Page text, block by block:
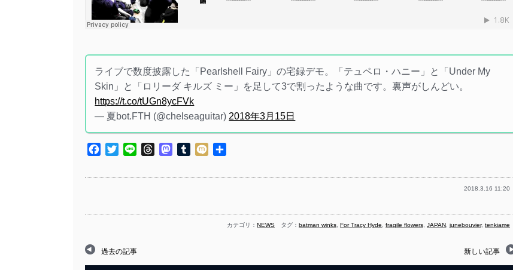
ライブで数度披露した「Pearlshell Fairy」の宅録デモ。「テュペロ・ハニー」と「Under My
Skin」と「ロリーダ キルズ ミー」を足して3で割ったような曲です。裏声がしんどい。
https://t.co/tUGn8ycFVk
— 夏bot.FTH (@chelseaguitar) 2018年3月15日
Facebook
TwitterLine ThreadsMastodon
TumblrMixi
2018.3.16 11:20
カテゴリ： NEWS タグ： batman winks, For Tracy Hyde, fragile flowers, JAPAN, junebouvier, tenkiame
過去の記事 新しい記事